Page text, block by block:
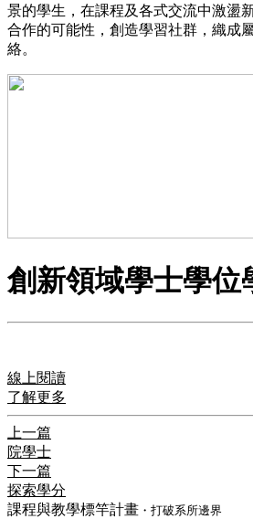
景的學生，在課程及各式交流中激盪
合作的可能性，創造學習社群，織成
絡。
創新領域學士學位
線上閱讀
了解更多
上一篇
院學士
下一篇
探索學分
課程與教學標竿計畫 ・打破系所邊界